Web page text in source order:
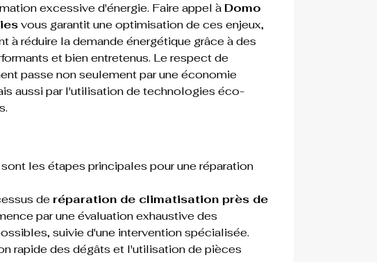
excessive d'énergie. Faire appel à Domo
vous garantit une optimisation de ces enjeux,
à réduire la demande énergétique grâce à des
et bien entretenus. Le respect de
passe non seulement par une économie
aussi par l'utilisation de technologies éco-
les étapes principales pour une réparation
de réparation de climatisation près de
par une évaluation exhaustive des
suivie d'une intervention spécialisée.
rapide des dégâts et l'utilisation de pièces